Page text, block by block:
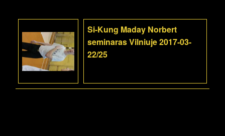
Si-Kung Maday Norbert
seminaras Vilniuje 2017-03-
22/25